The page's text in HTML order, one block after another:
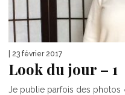
| 23 février 2017
Look du jour – 1
Je publie parfois des